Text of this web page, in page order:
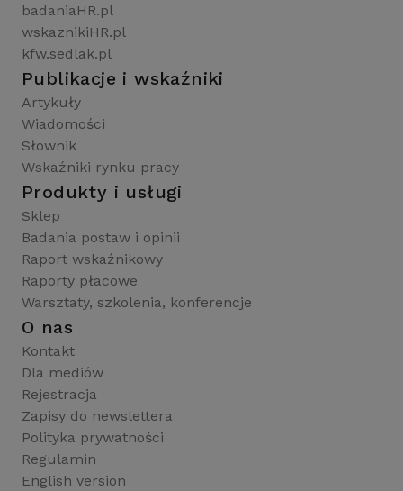
badaniaHR.pl
wskaznikiHR.pl
kfw.sedlak.pl
Publikacje i wskaźniki
Artykuły
Wiadomości
Słownik
Wskaźniki rynku pracy
Produkty i usługi
Sklep
Badania postaw i opinii
Raport wskaźnikowy
Raporty płacowe
Warsztaty, szkolenia, konferencje
O nas
Kontakt
Dla mediów
Rejestracja
Zapisy do newslettera
Polityka prywatności
Regulamin
English version